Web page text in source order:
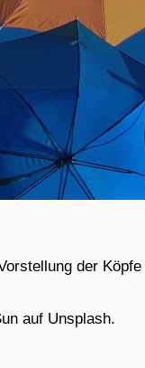
der
auf Unsplash.